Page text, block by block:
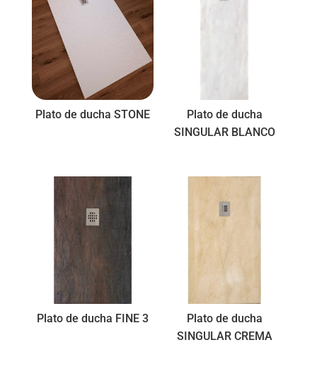
Plato de ducha STONE
Plato de ducha
SINGULAR BLANCO
Plato de ducha FINE 3
Plato de ducha
SINGULAR CREMA